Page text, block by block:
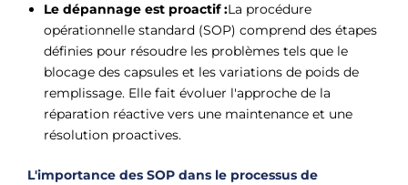
Le dépannage est proactif :La procédure
opérationnelle standard (SOP) comprend des étapes
définies pour résoudre les problèmes tels que le
blocage des capsules et les variations de poids de
remplissage. Elle fait évoluer l'approche de la
réparation réactive vers une maintenance et une
résolution proactives.
L'importance des SOP dans le processus de